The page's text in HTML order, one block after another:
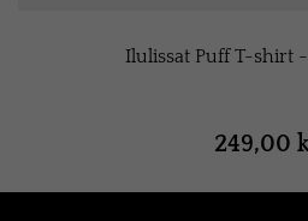
Ilulissat Puff T-shirt
249,00